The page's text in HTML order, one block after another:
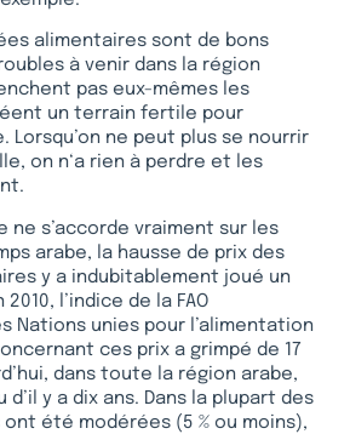
alimentaires sont de bons
à venir dans la région
pas eux-mêmes les
un terrain fertile pour
Lorsqu’on ne peut plus se nourrir
on n‘a rien à perdre et les
ne s’accorde vraiment sur les
arabe, la hausse de prix des
y a indubitablement joué un
l’indice de la FAO
Nations unies pour l’alimentation
ces prix a grimpé de 17
dans toute la région arabe,
d’il y a dix ans. Dans la plupart des
ont été modérées (5 % ou moins),